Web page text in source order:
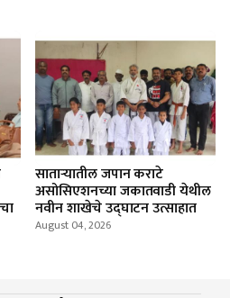
साताऱ्यातील जपान कराटे
असोसिएशनच्या जकातवाडी येथील
नवीन शाखेचे उद्घाटन उत्साहात
August 04, 2026